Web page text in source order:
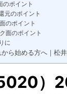
のポイント
元のポイント
のポイント
面のポイント
に
ら始める方へ｜松
）